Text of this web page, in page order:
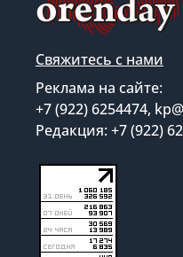
Свяжитесь с нами
Реклама на сайте:
+7 (922) 6254474,
Редакция: +7 (922)